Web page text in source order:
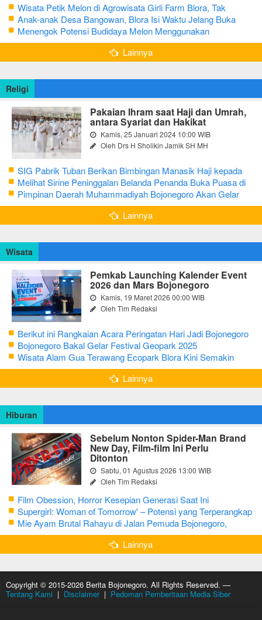
Wisata Petik Melon di Agrowisata Girli Farm Blora, Tak
Sampai 5 Hari Sudah Ludes Terjual
Anak-anak Desa Bangowan, Blora Isi Waktu Jelang Buka
Puasa dengan Latihan Gamelan
Menengok Potensi Budidaya Melon Menggunakan
Greenhouse di Bojonegoro
Lainnya
Religi
Pakaian Ihram saat Haji dan Umrah,
antara Syariat dan Hakikat
Kamis, 25 Januari 2024 10:00 WIB
Oleh Drs H Sholikin Jamik SH MH
SIG Pabrik Tuban Berikan Bimbingan Manasik Haji kepada
CJH Kabupaten Tuban
Melihat Sirine Peninggalan Belanda Penanda Buka Puasa di
Pendopo Bupati Blora
Pimpinan Daerah Muhammadiyah Bojonegoro Akan Gelar
Salat Iduladha 9 Juli 2022
Lainnya
Wisata
Pemkab Launching Kalender Event
2026 dan Mars Bojonegoro
Kamis, 19 Maret 2026 00:00 WIB
Oleh Tim Redaksi
Berikut ini Rangkaian Acara Peringatan Hari Jadi Bojonegoro
Ke-348 Tahun 2025
Bojonegoro Bakal Gelar Festival Geopark 2025
Wisata Alam Gua Terawang Ecopark Blora Kini Semakin
Menarik
Lainnya
Hiburan
Sebelum Nonton Spider-Man Brand
New Day, Film-film Ini Perlu
Ditonton
Sabtu, 01 Agustus 2026 13:00 WIB
Oleh Tim Redaksi
Film Obession, Horror Kesepian Generasi Saat Ini
Supergirl: Woman of Tomorrow' – Potensi yang Terperangkap
dalam Narasi Generik
Mie Ayam Brutal Rahayu di Jalan Pemuda Bojonegoro,
Kuliner dengan Banyak Pilihan Menu
Lainnya
Copyright © 2015-2026 Berita Bojonegoro. All Rights Reserved. —
Tentang Kami | Disclaimer| Pedoman Pemberitaan Media Siber